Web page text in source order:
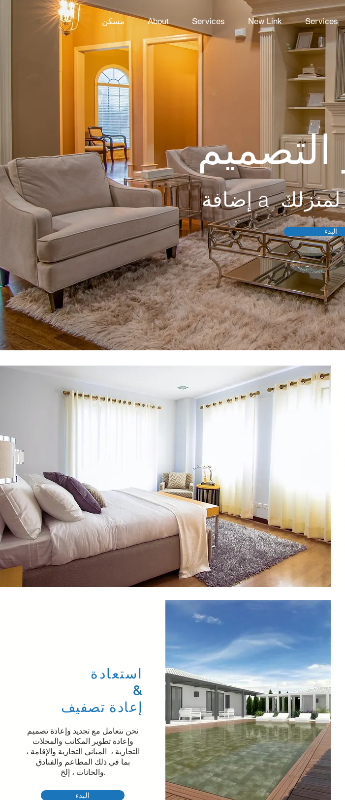
مسكن About Services New Link Services
التصميم
إضافة a لمنزلك
البدء
استعادة
&
إعادة تصفيف
نحن نتعامل مع تجديد وإعادة تصميم
وإعادة تطوير المكاتب والمحلات
التجارية ، ​ المباني التجارية والإقامة ،
بما في ذلك المطاعم والفنادق
والحانات ، إلخ.
البدء